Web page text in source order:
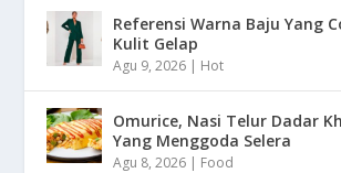
Referensi Warna Baju Yang
Kulit Gelap
Agu 9, 2026 | Hot
Omurice, Nasi Telur Dadar
Yang Menggoda Selera
Agu 8, 2026 | Food